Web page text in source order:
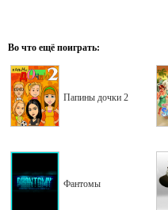
Во что ещё поиграть:
Папины дочки 2
Фантомы